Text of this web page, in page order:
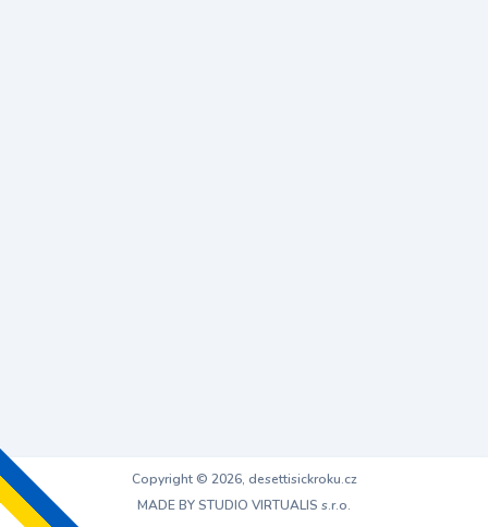
Copyright © 2026, desettisickroku.cz
MADE BY STUDIO VIRTUALIS s.r.o.